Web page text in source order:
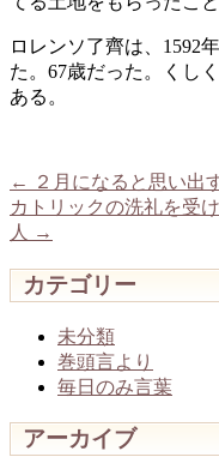
ロレンソ了齊は、1592
た。67歳だった。くし
ある。
←
２月になると思い出
カトリックの洗礼を受
人
→
カテゴリー
未分類
巻頭言より
毎日のみ言葉
アーカイブ